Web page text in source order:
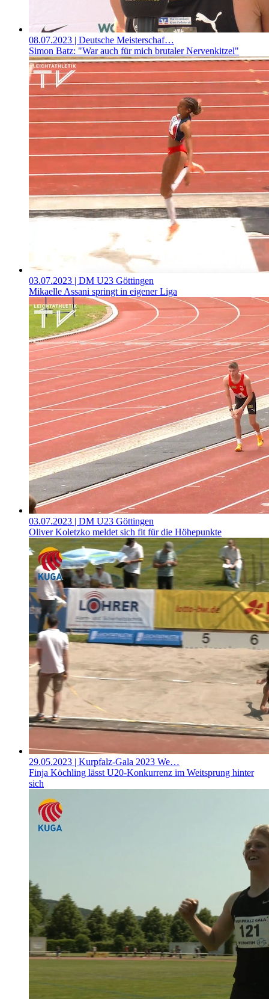
08.07.2023 | Deutsche Meisterschaf…
Simon Batz: "War auch für mich brutaler Nervenkitzel"
03.07.2023 | DM U23 Göttingen
Mikaelle Assani springt in eigener Liga
03.07.2023 | DM U23 Göttingen
Oliver Koletzko meldet sich fit für die Höhepunkte
29.05.2023 | Kurpfalz-Gala 2023 We…
Finja Köchling lässt U20-Konkurrenz im Weitsprung hinter
sich